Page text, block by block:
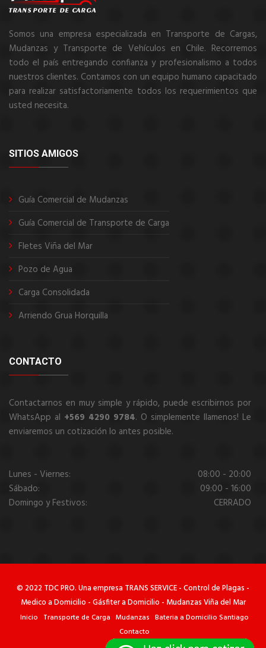
Somos una empresa especializada en Transporte de Cargas,
Mudanzas y Transporte de Vehículos en Chile. Recorremos
todo el país entregando confianza y profesionalismo a todos
nuestros clientes. Contamos con un equipo humano capacitado
para realizar satisfactoriamente todos los requerimientos que
usted necesita.
SITIOS AMIGOS
Guía Comercial de Mudanzas
Guía Comercial de Transporte de Carga
Fletes Viña del Mar
Pozo de Agua
Carga Consolidada
Arriendo Grua Horquilla
CONTACTO
Contactarnos en muy simple y rápido, puede escribirnos por
WhatsApp al +569 4290 9784. O simplemente llamenos! Le
enviaremos un cotización lo antes posible.
Lunes - Viernes:
08:00 - 20:00
Sábado:
09:00 - 16:00
Domingo y Festivos:
CERRADO
© 2022 TDC PRO. Una empresa TRANS SERVICE-Control de Plagas -
Medico a Domicilio -Gásfiter a Domicilio - Mudanzas Viña del Mar
Inicio Transporte de Carga Mudanzas Bateria a Domicilio Santiago
Contacto